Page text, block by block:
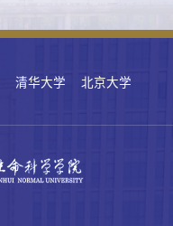
清华大学
北京大学